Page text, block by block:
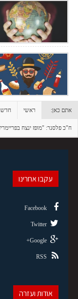
אתם כאן: ראשי
ח"כ פלסנר: "מופז ינצח
עקבו אחרינו
Facebook
Twitter
Google+
RSS
אודות ועזרה